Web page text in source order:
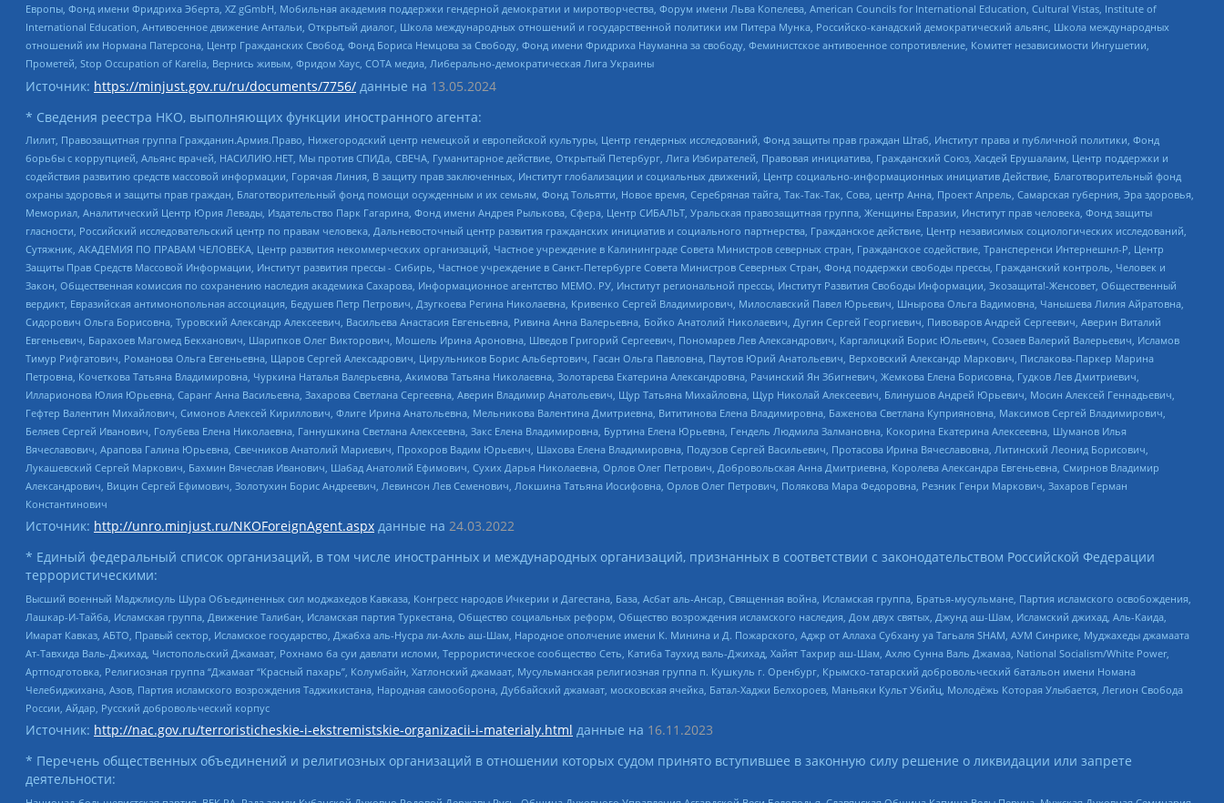
Европы, Фонд имени Фридриха Эберта, XZ gGmbH, Мобильная академия поддержки гендерной демократии и миротворчества, Форум имени Льва Копелева, American Councils for International Education, Cultural Vistas, Institute of
International Education, Антивоенное движение Антальи, Открытый диалог, Школа международных отношений и государственной политики им Питера Мунка, Российско-канадский демократический альянс, Школа международных
отношений им Нормана Патерсона, Центр Гражданских Свобод, Фонд Бориса Немцова за Свободу, Фонд имени Фридриха Науманна за свободу, Феминистское антивоенное сопротивление, Комитет независимости Ингушетии,
Прометей, Stop Occupation of Karelia, Вернись живым, Фридом Хаус, СОТА медиа, Либерально-демократическая Лига Украины
Источник: https://minjust.gov.ru/ru/documents/7756/ данные на 13.05.2024
* Сведения реестра НКО, выполняющих функции иностранного агента:
Лилит, Правозащитная группа Гражданин.Армия.Право, Нижегородский центр немецкой и европейской культуры, Центр гендерных исследований, Фонд защиты прав граждан Штаб, Институт права и публичной политики, Фонд
борьбы с коррупцией, Альянс врачей, НАСИЛИЮ.НЕТ, Мы против СПИДа, СВЕЧА, Гуманитарное действие, Открытый Петербург, Лига Избирателей, Правовая инициатива, Гражданский Союз, Хасдей Ерушалаим, Центр поддержки и
содействия развитию средств массовой информации, Горячая Линия, В защиту прав заключенных, Институт глобализации и социальных движений, Центр социально-информационных инициатив Действие, Благотворительный фонд
охраны здоровья и защиты прав граждан, Благотворительный фонд помощи осужденным и их семьям, Фонд Тольятти, Новое время, Серебряная тайга, Так-Так-Так, Сова, центр Анна, Проект Апрель, Самарская губерния, Эра здоровья,
Мемориал, Аналитический Центр Юрия Левады, Издательство Парк Гагарина, Фонд имени Андрея Рылькова, Сфера, Центр СИБАЛЬТ, Уральская правозащитная группа, Женщины Евразии, Институт прав человека, Фонд защиты
гласности, Российский исследовательский центр по правам человека, Дальневосточный центр развития гражданских инициатив и социального партнерства, Гражданское действие, Центр независимых социологических исследований,
Сутяжник, АКАДЕМИЯ ПО ПРАВАМ ЧЕЛОВЕКА, Центр развития некоммерческих организаций, Частное учреждение в Калининграде Совета Министров северных стран, Гражданское содействие, Трансперенси Интернешнл-Р, Центр
Защиты Прав Средств Массовой Информации, Институт развития прессы - Сибирь, Частное учреждение в Санкт-Петербурге Совета Министров Северных Стран, Фонд поддержки свободы прессы, Гражданский контроль, Человек и
Закон, Общественная комиссия по сохранению наследия академика Сахарова, Информационное агентство МЕМО. РУ, Институт региональной прессы, Институт Развития Свободы Информации, Экозащита!-Женсовет, Общественный
вердикт, Евразийская антимонопольная ассоциация, Бедушев Петр Петрович, Дзугкоева Регина Николаевна, Кривенко Сергей Владимирович, Милославский Павел Юрьевич, Шнырова Ольга Вадимовна, Чанышева Лилия Айратовна,
Сидорович Ольга Борисовна, Туровский Александр Алексеевич, Васильева Анастасия Евгеньевна, Ривина Анна Валерьевна, Бойко Анатолий Николаевич, Дугин Сергей Георгиевич, Пивоваров Андрей Сергеевич, Аверин Виталий
Евгеньевич, Барахоев Магомед Бекханович, Шарипков Олег Викторович, Мошель Ирина Ароновна, Шведов Григорий Сергеевич, Пономарев Лев Александрович, Каргалицкий Борис Юльевич, Созаев Валерий Валерьевич, Исламов
Тимур Рифгатович, Романова Ольга Евгеньевна, Щаров Сергей Алексадрович, Цирульников Борис Альбертович, Гасан Ольга Павловна, Паутов Юрий Анатольевич, Верховский Александр Маркович, Пислакова-Паркер Марина
Петровна, Кочеткова Татьяна Владимировна, Чуркина Наталья Валерьевна, Акимова Татьяна Николаевна, Золотарева Екатерина Александровна, Рачинский Ян Збигневич, Жемкова Елена Борисовна, Гудков Лев Дмитриевич,
Илларионова Юлия Юрьевна, Саранг Анна Васильевна, Захарова Светлана Сергеевна, Аверин Владимир Анатольевич, Щур Татьяна Михайловна, Щур Николай Алексеевич, Блинушов Андрей Юрьевич, Мосин Алексей Геннадьевич,
Гефтер Валентин Михайлович, Симонов Алексей Кириллович, Флиге Ирина Анатольевна, Мельникова Валентина Дмитриевна, Вититинова Елена Владимировна, Баженова Светлана Куприяновна, Максимов Сергей Владимирович,
Беляев Сергей Иванович, Голубева Елена Николаевна, Ганнушкина Светлана Алексеевна, Закс Елена Владимировна, Буртина Елена Юрьевна, Гендель Людмила Залмановна, Кокорина Екатерина Алексеевна, Шуманов Илья
Вячеславович, Арапова Галина Юрьевна, Свечников Анатолий Мариевич, Прохоров Вадим Юрьевич, Шахова Елена Владимировна, Подузов Сергей Васильевич, Протасова Ирина Вячеславовна, Литинский Леонид Борисович,
Лукашевский Сергей Маркович, Бахмин Вячеслав Иванович, Шабад Анатолий Ефимович, Сухих Дарья Николаевна, Орлов Олег Петрович, Добровольская Анна Дмитриевна, Королева Александра Евгеньевна, Смирнов Владимир
Александрович, Вицин Сергей Ефимович, Золотухин Борис Андреевич, Левинсон Лев Семенович, Локшина Татьяна Иосифовна, Орлов Олег Петрович, Полякова Мара Федоровна, Резник Генри Маркович, Захаров Герман
Константинович
Источник: http://unro.minjust.ru/NKOForeignAgent.aspx данные на 24.03.2022
* Единый федеральный список организаций, в том числе иностранных и международных организаций, признанных в соответствии с законодательством Российской Федерации
террористическими:
Высший военный Маджлисуль Шура Объединенных сил моджахедов Кавказа, Конгресс народов Ичкерии и Дагестана, База, Асбат аль-Ансар, Священная война, Исламская группа, Братья-мусульмане, Партия исламского освобождения,
Лашкар-И-Тайба, Исламская группа, Движение Талибан, Исламская партия Туркестана, Общество социальных реформ, Общество возрождения исламского наследия, Дом двух святых, Джунд аш-Шам, Исламский джихад, Аль-Каида,
Имарат Кавказ, АБТО, Правый сектор, Исламское государство, Джабха аль-Нусра ли-Ахль аш-Шам, Народное ополчение имени К. Минина и Д. Пожарского, Аджр от Аллаха Субхану уа Тагьаля SHAM, АУМ Синрике, Муджахеды джамаата
Ат-Тавхида Валь-Джихад, Чистопольский Джамаат, Рохнамо ба суи давлати исломи, Террористическое сообщество Сеть, Катиба Таухид валь-Джихад, Хайят Тахрир аш-Шам, Ахлю Сунна Валь Джамаа, National Socialism/White Power,
Артподготовка, Религиозная группа “Джамаат “Красный пахарь”, Колумбайн, Хатлонский джамаат, Мусульманская религиозная группа п. Кушкуль г. Оренбург, Крымско-татарский добровольческий батальон имени Номана
Челебиджихана, Азов, Партия исламского возрождения Таджикистана, Народная самооборона, Дуббайский джамаат, московская ячейка, Батал-Хаджи Белхороев, Маньяки Культ Убийц, Молодёжь Которая Улыбается, Легион Свобода
России, Айдар, Русский добровольческий корпус
Источник: http://nac.gov.ru/terroristicheskie-i-ekstremistskie-organizacii-i-materialy.html данные на 16.11.2023
* Перечень общественных объединений и религиозных организаций в отношении которых судом принято вступившее в законную силу решение о ликвидации или запрете
деятельности: